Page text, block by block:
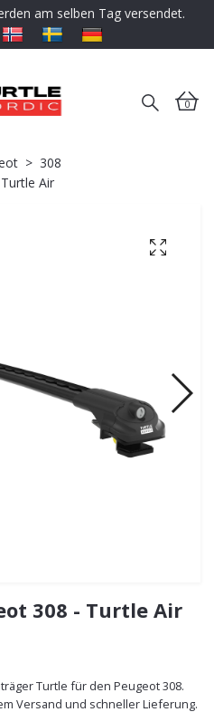
am selben Tag versendet.
0
308
Air
308 - Turtle Air
Turtle für den Peugeot 308.
Versand und schneller Lieferung.